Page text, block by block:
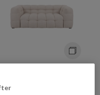
+ 5 varianter
Billie 2-sits Soffa Beige